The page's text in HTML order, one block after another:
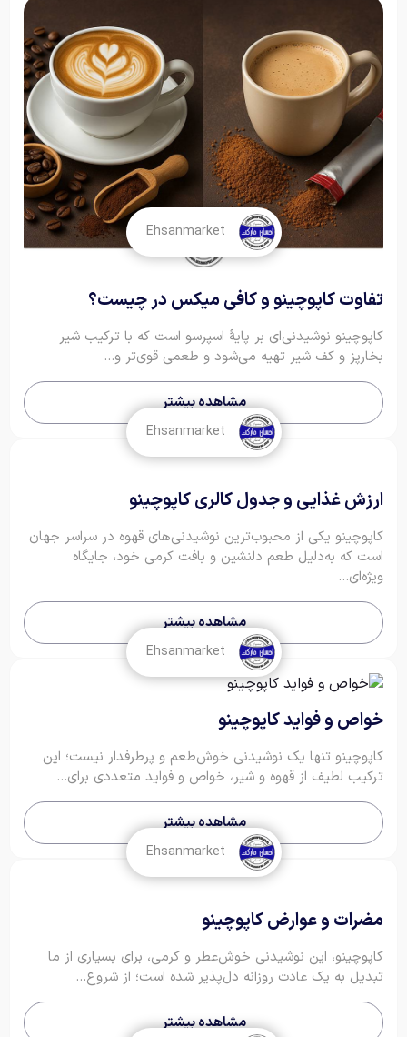
Ehsanmarket
تفاوت کاپوچینو و کافی میکس در چیست؟
کاپوچینو نوشیدنی‌ای بر پایهٔ اسپرسو است که با ترکیب شیر
بخارپز و کف شیر تهیه می‌شود و طعمی قوی‌تر و...
مشاهده بیشتر
Ehsanmarket
ارزش غذایی و جدول کالری کاپوچینو
کاپوچینو یکی از محبوب‌ترین نوشیدنی‌های قهوه در سراسر جهان
است که به‌دلیل طعم دلنشین و بافت کرمی خود، جایگاه
ویژه‌ای...
مشاهده بیشتر
Ehsanmarket
خواص و فواید کاپوچینو
کاپوچینو تنها یک نوشیدنی خوش‌طعم و پرطرفدار نیست؛ این
ترکیب لطیف از قهوه و شیر، خواص و فواید متعددی برای...
مشاهده بیشتر
Ehsanmarket
مضرات و عوارض کاپوچینو
کاپوچینو، این نوشیدنی خوش‌عطر و کرمی، برای بسیاری از ما
تبدیل به یک عادت روزانه دل‌پذیر شده است؛ از شروع...
مشاهده بیشتر